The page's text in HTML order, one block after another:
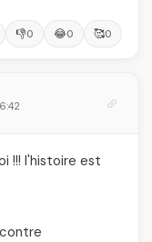
👎0 😂0 🥰0
!!! l'histoire est